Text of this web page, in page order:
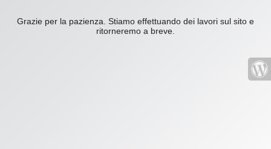
Grazie per la pazienza. Stiamo effettuando dei lavori sul sito e
ritorneremo a breve.